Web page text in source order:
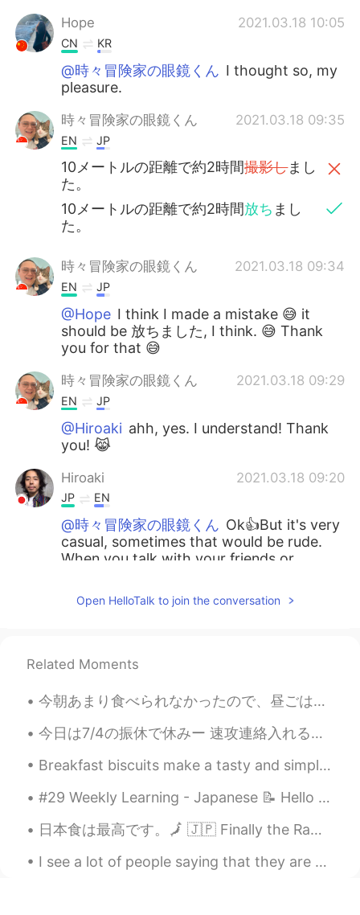
Hope 2021.03.18 10:05
CN KR
@時々冒険家の眼鏡くん I thought so, my
pleasure.
時々冒険家の眼鏡くん 2021.03.18 09:35
EN JP
10メートルの距離で約2時間撮影しまし
た。
10メートルの距離で約2時間放ち まし
た。
時々冒険家の眼鏡くん 2021.03.18 09:34
EN JP
@Hope I think I made a mistake 😅 it
should be 放ちました, I think. 😅 Thank
you for that 😅
時々冒険家の眼鏡くん 2021.03.18 09:29
EN JP
@Hiroaki ahh, yes. I understand! Thank
you! 😹
Hiroaki 2021.03.18 09:20
JP EN
@時々冒険家の眼鏡くん Ok👍But it's very
casual, sometimes that would be rude.
When you talk with your friends or
want to or have to be polite, I
recommend "私" or "僕". "私" is so polite,
時々冒険家の眼鏡くん
@Hiroakiahh, thank you for that!!
Hahaha 😹 I don't really use 俺 much,
but.. if it's about myself, it's okay, right?
😹
Hope 2021.03.18 08:46
KR
撮影？
Hiroaki 2021.03.18 08:36
Open HelloTalk to join the conversation
Related Moments
今朝あまり食べられなかったので、昼ごはんをちゃんと食べようと思って出かけました。今日ライスとチキンをたべたかったです。😄 🚴自転車に乗ってたら、途中でライスと唐揚げのレストランを見かけたので、...
今日は7/4の振休で休みー 速攻連絡入れるよねーー ってなことで久しぶりに おベスとインパーソンミーティング💕 一緒にお散歩して、カフェミーティング☕️ 健康かつ有効的な時間の使い方 でもガッ...
Breakfast biscuits make a tasty and simple start for a weekend. Sometimes you want something tast...
#29 Weekly Learning - Japanese 📝 Hello friends 😄, Welcome to my weekly learning of 🇰🇷🇯🇵🇷🇺 ❓ Qu...
日本食は最高です。🗾 🇯🇵 Finally the Ramen house is open!! 🤤😋 Shinya Ramen is my fav ❤️ Mochi is delicious ...
I see a lot of people saying that they are afraid to travel to US because of shootings and racism...